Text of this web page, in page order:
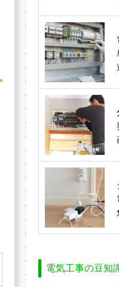
電気工事の豆知